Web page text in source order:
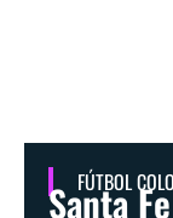
FÚTBOL
Santa